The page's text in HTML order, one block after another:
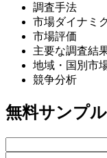
調査手法
市場ダイナミ
市場評価
主要な調査結
地域・国別市
競争分析
無料サンプ